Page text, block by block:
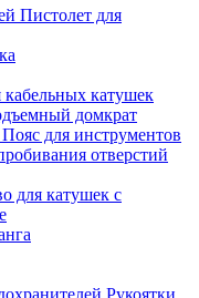
Пистолет для
катушек
домкрат
Пояс для инструментов
отверстий
для катушек с
Рукоятки